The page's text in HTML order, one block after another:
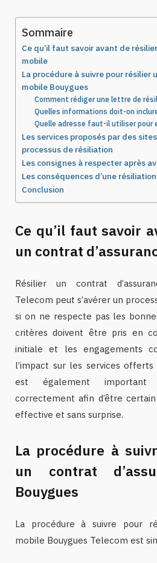
Sommaire
Ce qu’il faut savoir avant de
mobile
La procédure à suivre pour résilier
mobile Bouygues
Comment rédiger une lettre de
Quelles informations doit-on
Quelle adresse faut-il utiliser pour
Les services proposés par des
processus de résiliation
Les consignes à respecter après
Les conséquences d’une
Conclusion
Ce qu’il faut savoir
un contrat
Résilier un contrat
Telecom peut s’avérer un
si on ne respecte pas les
critères doivent être pris en
initiale et les engagements
l’impact sur les services
est également
correctement afin d’être
effective et sans surprise.
La procédure à
un contrat
Bouygues
La procédure à suivre pour
mobile Bouygues Telecom est